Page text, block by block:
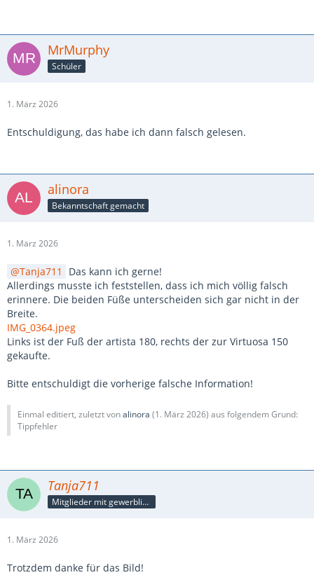
MrMurphy
Schüler
1. März 2026
Entschuldigung, das habe ich dann falsch gelesen.
alinora
Bekanntschaft gemacht
1. März 2026
Tanja711
Das kann ich gerne!
Allerdings musste ich feststellen, dass ich mich völlig falsch
erinnere. Die beiden Füße unterscheiden sich gar nicht in der
Breite.
IMG_0364.jpeg
Links ist der Fuß der artista 180, rechts der zur Virtuosa 150
gekaufte.
Bitte entschuldigt die vorherige falsche Information!
Einmal editiert, zuletzt vonalinora (1. März 2026) aus folgendem Grund:
Tippfehler
Tanja711
Mitglieder mit gewerblicher Verbindung, auch als Mitarbeiter/in
1. März 2026
Trotzdem danke für das Bild!